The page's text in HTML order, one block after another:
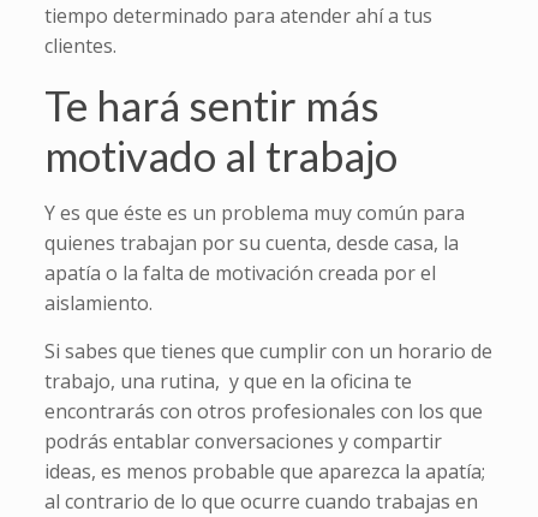
tiempo determinado para atender ahí a tus
clientes.
Te hará sentir más
motivado al trabajo
Y es que éste es un problema muy común para
quienes trabajan por su cuenta, desde casa, la
apatía o la falta de motivación creada por el
aislamiento.
Si sabes que tienes que cumplir con un horario de
trabajo, una rutina, y que en la oficina te
encontrarás con otros profesionales con los que
podrás entablar conversaciones y compartir
ideas, es menos probable que aparezca la apatía;
al contrario de lo que ocurre cuando trabajas en